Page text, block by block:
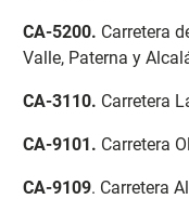
CA-5200. Carretera
Valle, Paterna y
CA-3110. Carretera
CA-9101. Carretera
CA-9109. Carretera